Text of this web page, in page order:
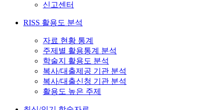
신고센터
RISS 활용도 분석
자료 현황 통계
주제별 활용통계 분석
학술지 활용도 분석
복사/대출제공 기관 분석
복사/대출신청 기관 분석
활용도 높은 주제